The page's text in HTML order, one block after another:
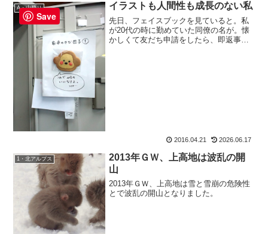
A・山登り イラストも人間性も成長のない私
先日、フェイスブックを見ていると。私
が20代の時に勤めていた同僚の名が。懐
かしくて友だち申請をしたら、即返事を
2016.04.21 2026.06.17
1・北アルプス
2013年ＧＷ、上高地は波乱の開
山
2013年ＧＷ、上高地は雪と雪崩の危険性
とで波乱の開山となりました。
Save